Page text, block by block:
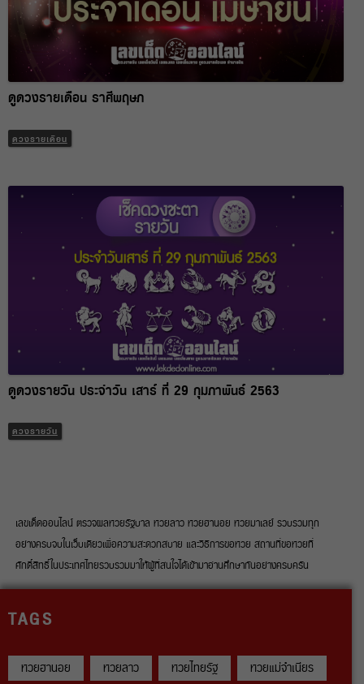
ดูดวงรายเดือน ราศีพฤษภ
ดวงรายเดือน
ดูดวงรายวัน ประจำวัน เสาร์ ที่ 29 กุมภาพันธ์ 2563
ดวงรายวัน
เลขเด็ดออนไลน์ ตรวจผลหวยรัฐบาล หวยลาว หวยฮานอย หวยมาเลย์ รวบรวมทุก
อย่างครบจบในเว็บเดียวเพื่อความสะดวกสบาย และวิธีการขอหวย สถานที่ขอหวยที่
ศักดิ์สิทธิ์ในประเทศไทยรวบรวมมาให้ผู้ที่สนใจได้เข้ามาอ่านศึกษากันอย่างครบครัน
TAGS
หวยฮานอย หวยลาว หวยไทยรัฐ หวยแม่จำเนียร